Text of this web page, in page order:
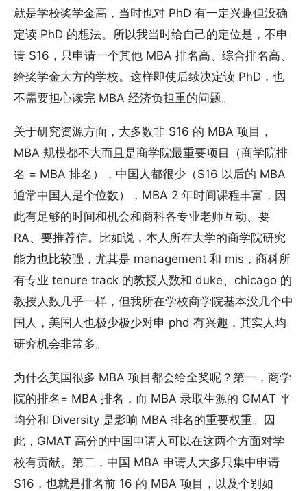
就是学校奖学金高，当时也对 PhD 有一定兴趣但没确
定读 PhD 的想法。所以我当时给自己的定位是，不申
请 S16，只申请一个其他 MBA 排名高、综合排名高、
给奖学金大方的学校。这样即使后续决定读 PhD，也
不需要担心读完 MBA 经济负担重的问题。
关于研究资源方面，大多数非 S16 的 MBA 项目，
MBA 规模都不大而且是商学院最重要项目（商学院排
名 = MBA 排名），中国人都很少（S16 以后的 MBA
通常中国人是个位数），MBA 2 年时间课程丰富，因
此有足够的时间和机会和商科各专业老师互动、要
RA、要推荐信。比如说，本人所在大学的商学院研究
能力也比较强，尤其是 management 和 mis，商科所
有专业 tenure track 的教授人数和 duke、chicago 的
教授人数几乎一样，但我所在学校商学院基本没几个中
国人，美国人也极少极少对申 phd 有兴趣，其实人均
研究机会非常多。
为什么美国很多 MBA 项目都会给全奖呢？第一，商学
院的排名= MBA 排名，而 MBA 录取生源的 GMAT 平
均分和 Diversity 是影响 MBA 排名的重要权重。因
此，GMAT 高分的中国申请人可以在这两个方面对学
校有贡献。第二，中国 MBA 申请人大多只集中申请
S16，也就是排名前 16 的 MBA 项目，以及个别如